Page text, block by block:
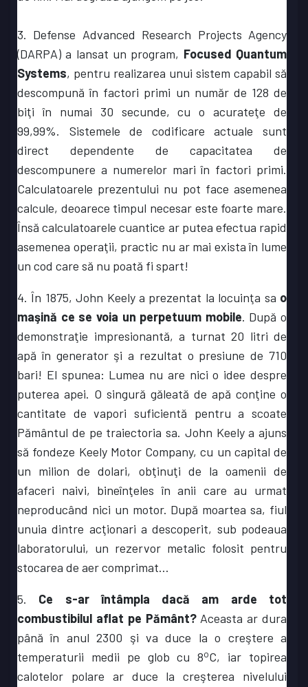
3. Defense Advanced Research Projects Agency
(DARPA) a lansat un program, Focused Quantum
Systems, pentru realizarea unui sistem capabil să
descompună în factori primi un număr de 128 de
biţi în numai 30 secunde, cu o acurateţe de
99,99%. Sistemele de codificare actuale sunt
direct dependente de capacitatea de
descompunere a numerelor mari în factori primi.
Calculatoarele prezentului nu pot face asemenea
calcule, deoarece timpul necesar este foarte mare.
Însă calculatoarele cuantice ar putea efectua rapid
asemenea operaţii, practic nu ar mai exista în lume
un cod care să nu poată fi spart!
4. În 1875, John Keely a prezentat la locuinţa sa o
maşină ce se voia un perpetuum mobile. După o
demonstraţie impresionantă, a turnat 20 litri de
apă în generator şi a rezultat o presiune de 710
bari! El spunea: Lumea nu are nici o idee despre
puterea apei. O singură găleată de apă conţine o
cantitate de vapori suficientă pentru a scoate
Pământul de pe traiectoria sa. John Keely a ajuns
să fondeze Keely Motor Company, cu un capital de
un milion de dolari, obţinuţi de la oamenii de
afaceri naivi, bineînţeles în anii care au urmat
neproducând nici un motor. După moartea sa, fiul
unuia dintre acţionari a descoperit, sub podeaua
laboratorului, un rezervor metalic folosit pentru
stocarea de aer comprimat...
5.
Ce s-ar întâmpla dacă am arde tot
combustibilul aflat pe Pământ? Aceasta ar dura
până în anul 2300 şi va duce la o creştere a
temperaturii medii pe glob cu 8oC, iar topirea
calotelor polare ar duce la creşterea nivelului